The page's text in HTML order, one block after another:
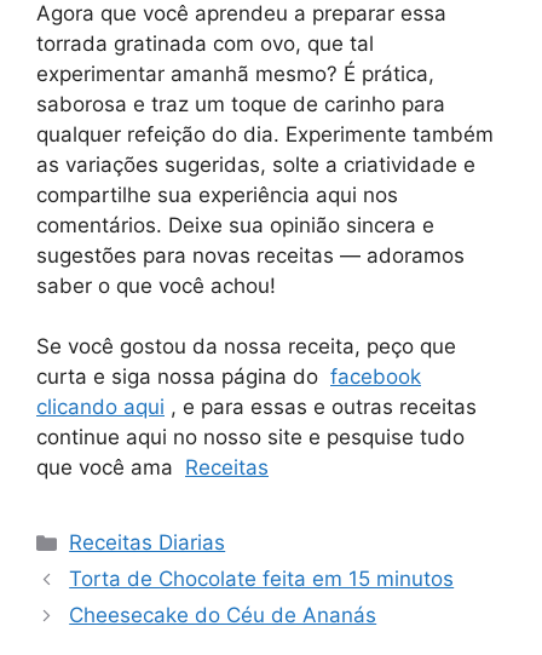
Agora que você aprendeu a preparar essa
torrada gratinada com ovo, que tal
experimentar amanhã mesmo? É prática,
saborosa e traz um toque de carinho para
qualquer refeição do dia. Experimente também
as variações sugeridas, solte a criatividade e
compartilhe sua experiência aqui nos
comentários. Deixe sua opinião sincera e
sugestões para novas receitas — adoramos
saber o que você achou!
Se você gostou da nossa receita, peço que
curta e siga nossa página do facebook
clicando aqui , e para essas e outras receitas
continue aqui no nosso site e pesquise tudo
que você ama Receitas
Categorias
Receitas Diarias
Torta de Chocolate feita em 15 minutos
Cheesecake do Céu de Ananás